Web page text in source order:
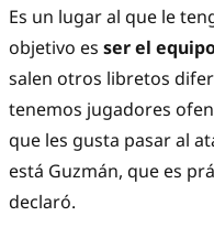
Es un lugar al que le
objetivo es ser el
salen otros libretos
tenemos jugadores
que les gusta pasar al
está Guzmán, que es
declaró.